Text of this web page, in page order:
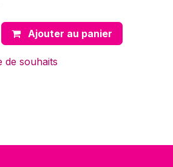
Ajouter au panier
de souhaits